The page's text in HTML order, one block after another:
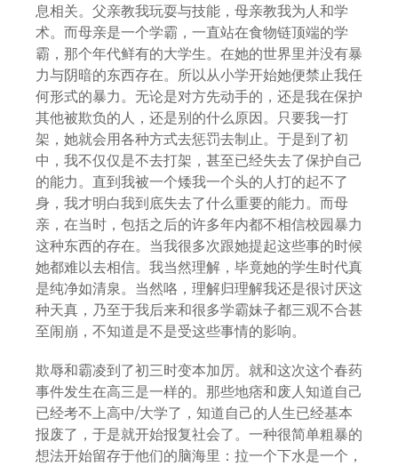
息相关。父亲教我玩耍与技能，母亲教我为人和学
术。而母亲是一个学霸，一直站在食物链顶端的学
霸，那个年代鲜有的大学生。在她的世界里并没有暴
力与阴暗的东西存在。所以从小学开始她便禁止我任
何形式的暴力。无论是对方先动手的，还是我在保护
其他被欺负的人，还是别的什么原因。只要我一打
架，她就会用各种方式去惩罚去制止。于是到了初
中，我不仅仅是不去打架，甚至已经失去了保护自己
的能力。直到我被一个矮我一个头的人打的起不了
身，我才明白我到底失去了什么重要的能力。而母
亲，在当时，包括之后的许多年内都不相信校园暴力
这种东西的存在。当我很多次跟她提起这些事的时候
她都难以去相信。我当然理解，毕竟她的学生时代真
是纯净如清泉。当然咯，理解归理解我还是很讨厌这
种天真，乃至于我后来和很多学霸妹子都三观不合甚
至闹崩，不知道是不是受这些事情的影响。
欺辱和霸凌到了初三时变本加厉。就和这次这个春药
事件发生在高三是一样的。那些地痞和废人知道自己
已经考不上高中/大学了，知道自己的人生已经基本
报废了，于是就开始报复社会了。一种很简单粗暴的
想法开始留存于他们的脑海里：拉一个下水是一个，